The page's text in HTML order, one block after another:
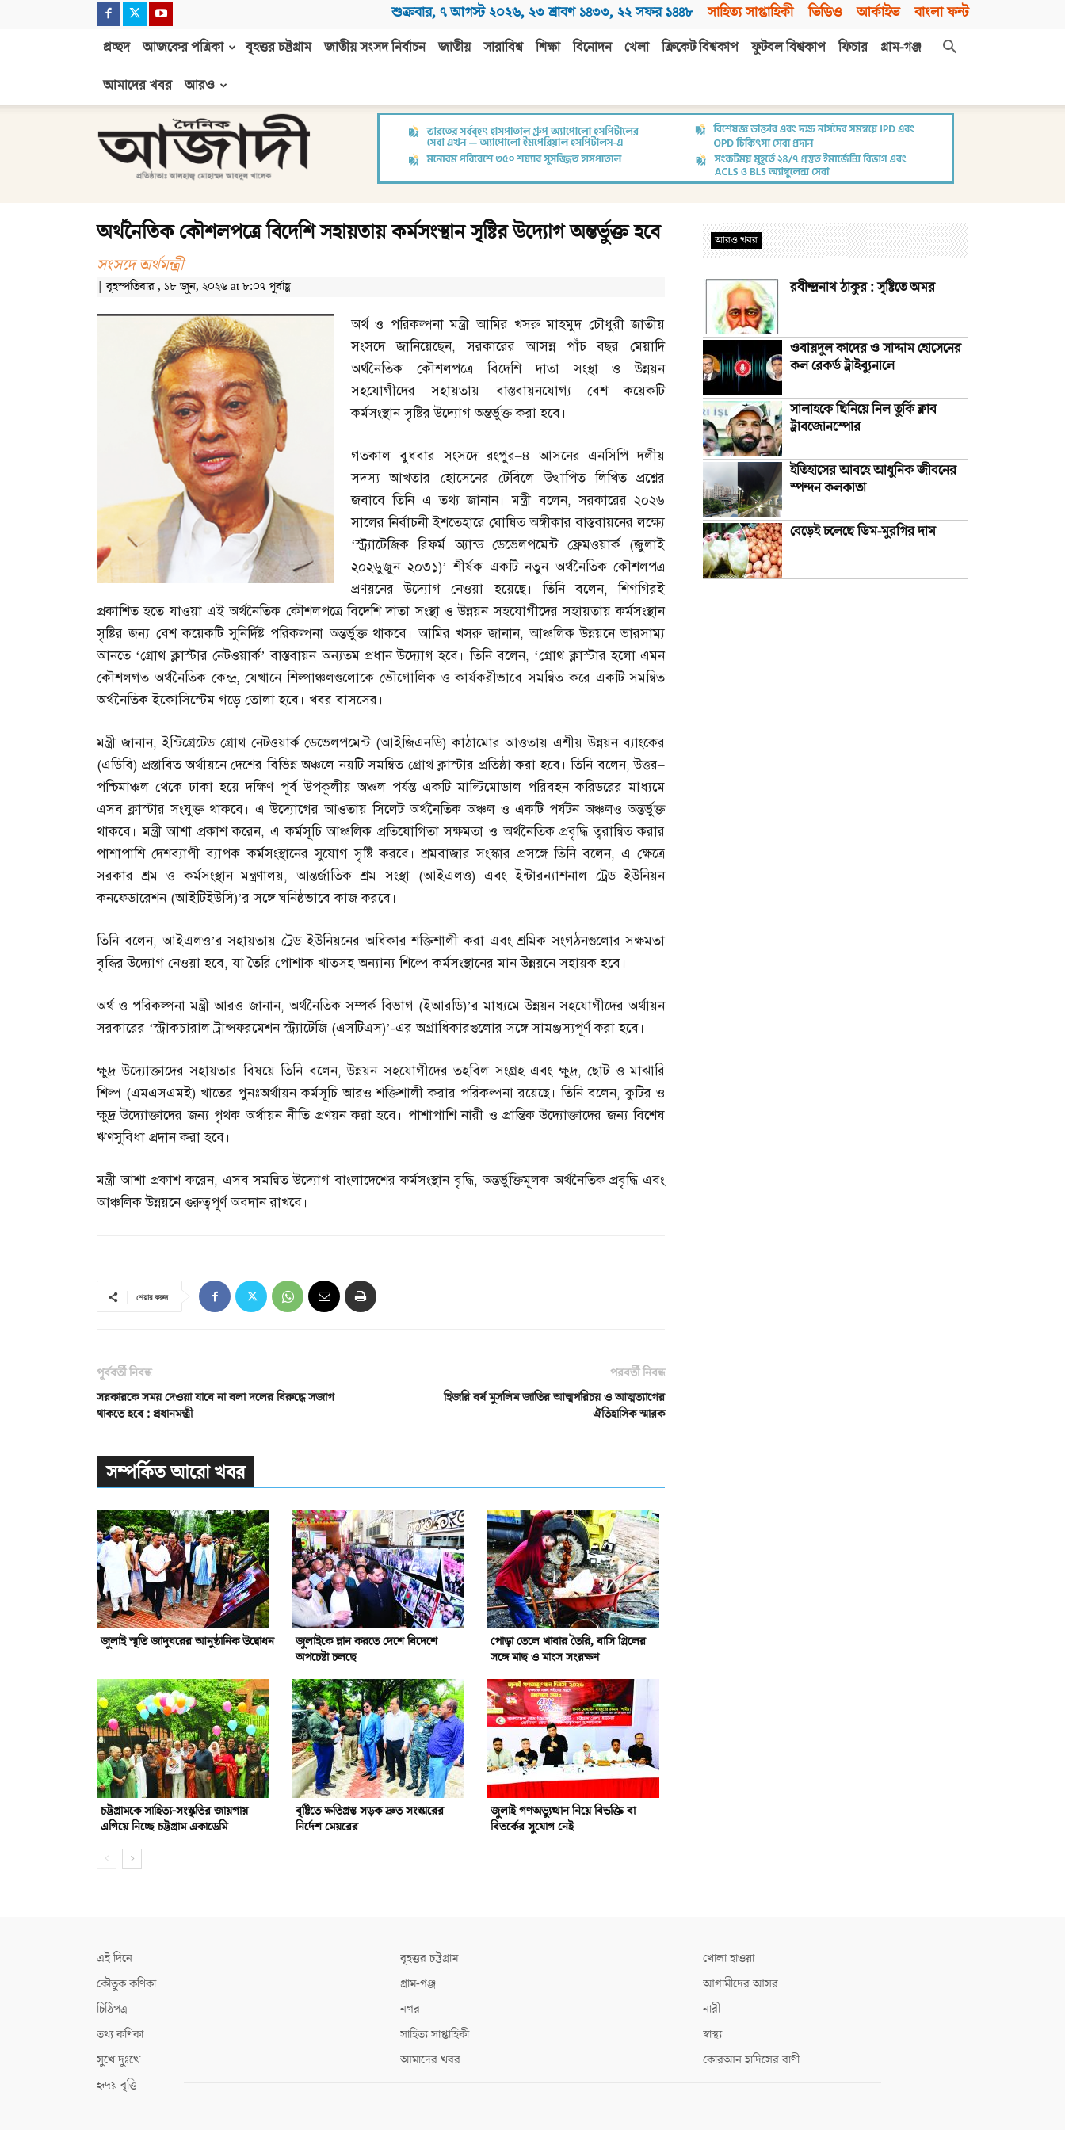
শুক্রবার, ৭ আগস্ট ২০২৬, ২৩ শ্রাবণ ১৪৩৩, ২২ সফর ১৪৪৮ সাহিত্য সাপ্তাহিকী ভিডিও আর্কাইভ বাংলা ফন্ট
প্রচ্ছদ আজকের পত্রিকা বৃহত্তর চট্টগ্রাম জাতীয় সংসদ নির্বাচন জাতীয় সারাবিশ্ব শিক্ষা বিনোদন খেলা ক্রিকেট বিশ্বকাপ ফুটবল বিশ্বকাপ ফিচার
গ্রাম-গঞ্জ
আমাদের খবর
আরও
আজাদী
অর্থনৈতিক কৌশলপত্রে বিদেশি সহায়তায় কর্মসংস্থান সৃষ্টির উদ্যোগ অন্তর্ভুক্ত হবে
সংসদে অর্থমন্ত্রী
| বৃহস্পতিবার , ১৮ জুন, ২০২৬ at ৮:০৭ পূর্বাহ্ণ
অর্থ ও পরিকল্পনা মন্ত্রী আমির খসরু মাহমুদ চৌধুরী জাতীয়
সংসদে জানিয়েছেন,সরকারের আসন্ন পাঁচ বছর মেয়াদি
অর্থনৈতিক কৌশলপত্রে বিদেশি দাতা সংস্থা ও উন্নয়ন
সহযোগীদের সহায়তায় বাস্তবায়নযোগ্য বেশ কয়েকটি
কর্মসংস্থান সৃষ্টির উদ্যোগ অন্তর্ভুক্ত করা হবে।
গতকাল বুধবার সংসদে রংপুর–৪ আসনের এনসিপি দলীয়
সদস্য আখতার হোসেনের টেবিলে উত্থাপিত লিখিত প্রশ্নের
জবাবে তিনি এ তথ্য জানান। মন্ত্রী বলেন,সরকারের ২০২৬
সালের নির্বাচনী ইশতেহারে ঘোষিত অঙ্গীকার বাস্তবায়নের লক্ষ্যে
‘স্ট্র্যাটেজিক রিফর্ম অ্যান্ড ডেভেলপমেন্ট ফ্রেমওয়ার্ক (জুলাই
২০২৬ুজুন ২০৩১)’শীর্ষক একটি নতুন অর্থনৈতিক কৌশলপত্র
প্রণয়নের উদ্যোগ নেওয়া হয়েছে। তিনি বলেন,শিগগিরই
প্রকাশিত হতে যাওয়া এই অর্থনৈতিক কৌশলপত্রে বিদেশি দাতা সংস্থা ও উন্নয়ন সহযোগীদের সহায়তায় কর্মসংস্থান
সৃষ্টির জন্য বেশ কয়েকটি সুনির্দিষ্ট পরিকল্পনা অন্তর্ভুক্ত থাকবে। আমির খসরু জানান,আঞ্চলিক উন্নয়নে ভারসাম্য
আনতে ‘গ্রোথ ক্লাস্টার নেটওয়ার্ক’ বাস্তবায়ন অন্যতম প্রধান উদ্যোগ হবে। তিনি বলেন, ‘গ্রোথ ক্লাস্টার হলো এমন
কৌশলগত অর্থনৈতিক কেন্দ্র,যেখানে শিল্পাঞ্চলগুলোকে ভৌগোলিক ও কার্যকরীভাবে সমন্বিত করে একটি সমন্বিত
অর্থনৈতিক ইকোসিস্টেম গড়ে তোলা হবে। খবর বাসসের।
মন্ত্রী জানান,ইন্টিগ্রেটেড গ্রোথ নেটওয়ার্ক ডেভেলপমেন্ট (আইজিএনডি)কাঠামোর আওতায় এশীয় উন্নয়ন ব্যাংকের
(এডিবি) প্রস্তাবিত অর্থায়নে দেশের বিভিন্ন অঞ্চলে নয়টি সমন্বিত গ্রোথ ক্লাস্টার প্রতিষ্ঠা করা হবে। তিনি বলেন,উত্তর–
পশ্চিমাঞ্চল থেকে ঢাকা হয়ে দক্ষিণ–পূর্ব উপকূলীয় অঞ্চল পর্যন্ত একটি মাল্টিমোডাল পরিবহন করিডরের মাধ্যমে
এসব ক্লাস্টার সংযুক্ত থাকবে। এ উদ্যোগের আওতায় সিলেট অর্থনৈতিক অঞ্চল ও একটি পর্যটন অঞ্চলও অন্তর্ভুক্ত
থাকবে। মন্ত্রী আশা প্রকাশ করেন, এ কর্মসূচি আঞ্চলিক প্রতিযোগিতা সক্ষমতা ও অর্থনৈতিক প্রবৃদ্ধি ত্বরান্বিত করার
পাশাপাশি দেশব্যাপী ব্যাপক কর্মসংস্থানের সুযোগ সৃষ্টি করবে। শ্রমবাজার সংস্কার প্রসঙ্গে তিনি বলেন,এ ক্ষেত্রে
সরকার শ্রম ও কর্মসংস্থান মন্ত্রণালয়,আন্তর্জাতিক শ্রম সংস্থা (আইএলও) এবং ইন্টারন্যাশনাল ট্রেড ইউনিয়ন
কনফেডারেশন (আইটিইউসি)’র সঙ্গে ঘনিষ্ঠভাবে কাজ করবে।
তিনি বলেন,আইএলও’র সহায়তায় ট্রেড ইউনিয়নের অধিকার শক্তিশালী করা এবং শ্রমিক সংগঠনগুলোর সক্ষমতা
বৃদ্ধির উদ্যোগ নেওয়া হবে,যা তৈরি পোশাক খাতসহ অন্যান্য শিল্পে কর্মসংস্থানের মান উন্নয়নে সহায়ক হবে।
অর্থ ও পরিকল্পনা মন্ত্রী আরও জানান,অর্থনৈতিক সম্পর্ক বিভাগ (ইআরডি)’র মাধ্যমে উন্নয়ন সহযোগীদের অর্থায়ন
সরকারের ‘স্ট্রাকচারাল ট্রান্সফরমেশন স্ট্র্যাটেজি (এসটিএস)’-এর অগ্রাধিকারগুলোর সঙ্গে সামঞ্জস্যপূর্ণ করা হবে।
ক্ষুদ্র উদ্যোক্তাদের সহায়তার বিষয়ে তিনি বলেন,উন্নয়ন সহযোগীদের তহবিল সংগ্রহ এবং ক্ষুদ্র,ছোট ও মাঝারি
শিল্প (এমএসএমই)খাতের পুনঃঅর্থায়ন কর্মসূচি আরও শক্তিশালী করার পরিকল্পনা রয়েছে। তিনি বলেন,কুটির ও
ক্ষুদ্র উদ্যোক্তাদের জন্য পৃথক অর্থায়ন নীতি প্রণয়ন করা হবে। পাশাপাশি নারী ও প্রান্তিক উদ্যোক্তাদের জন্য বিশেষ
ঋণসুবিধা প্রদান করা হবে।
মন্ত্রী আশা প্রকাশ করেন, এসব সমন্বিত উদ্যোগ বাংলাদেশের কর্মসংস্থান বৃদ্ধি,অন্তর্ভুক্তিমূলক অর্থনৈতিক প্রবৃদ্ধি এবং
আঞ্চলিক উন্নয়নে গুরুত্বপূর্ণ অবদান রাখবে।
শেয়ার করুন
পূর্ববর্তী নিবন্ধ
সরকারকে সময় দেওয়া যাবে না বলা দলের বিরুদ্ধে সজাগ
থাকতে হবে : প্রধানমন্ত্রী
পরবর্তী নিবন্ধ
হিজরি বর্ষ মুসলিম জাতির আত্মপরিচয় ও আত্মত্যাগের
ঐতিহাসিক স্মারক
সম্পর্কিত আরো খবর
জুলাই স্মৃতি জাদুঘরের আনুষ্ঠানিক উদ্বোধন
জুলাইকে ম্লান করতে দেশে বিদেশে
অপচেষ্টা চলছে
পোড়া তেলে খাবার তৈরি, বাসি গ্রিলের
সঙ্গে মাছ ও মাংস সংরক্ষণ
চট্টগ্রামকে সাহিত্য-সংস্কৃতির জায়গায়
এগিয়ে নিচ্ছে চট্টগ্রাম একাডেমি
বৃষ্টিতে ক্ষতিগ্রস্ত সড়ক দ্রুত সংস্কারের
নির্দেশ মেয়রের
জুলাই গণঅভ্যুত্থান নিয়ে বিভক্তি বা
বিতর্কের সুযোগ নেই
আরও খবর
রবীন্দ্রনাথ ঠাকুর : সৃষ্টিতে অমর
ওবায়দুল কাদের ও সাদ্দাম হোসেনের
কল রেকর্ড ট্রাইব্যুনালে
সালাহকে ছিনিয়ে নিল তুর্কি ক্লাব
ট্রাবজোনস্পোর
ইতিহাসের আবহে আধুনিক জীবনের
স্পন্দন কলকাতা
বেড়েই চলেছে ডিম-মুরগির দাম
এই দিনে
কৌতুক কণিকা
চিঠিপত্র
তথ্য কণিকা
সুখে দুঃখে
হৃদয় বৃত্তি
বৃহত্তর চট্টগ্রাম
গ্রাম-গঞ্জ
নগর
সাহিত্য সাপ্তাহিকী
আমাদের খবর
খোলা হাওয়া
আগামীদের আসর
নারী
স্বাস্থ্য
কোরআন হাদিসের বাণী